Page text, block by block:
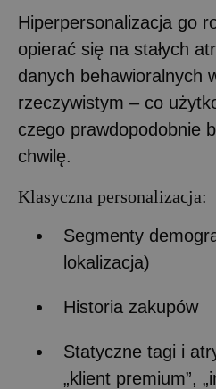
Hiperpersonalizacja go
opierać się na stałych
danych behawioralnych
rzeczywistym – co
czego prawdopodobnie
chwilę.
Klasyczna personalizacja:
Segmenty
lokalizacja)
Historia zakupów
Statyczne tagi i
„klient premium”,